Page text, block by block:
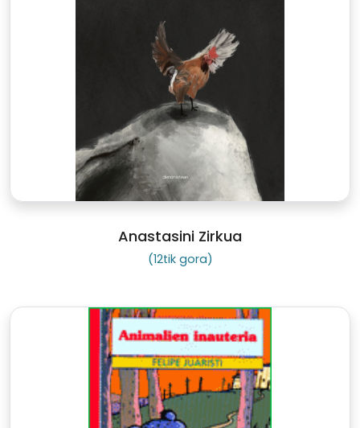
Anastasini Zirkua
(12tik gora)